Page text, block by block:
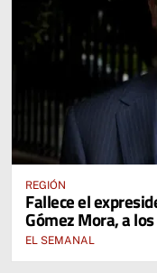
REGIÓN
Fallece el
Gómez Mora, a
EL SEMANAL